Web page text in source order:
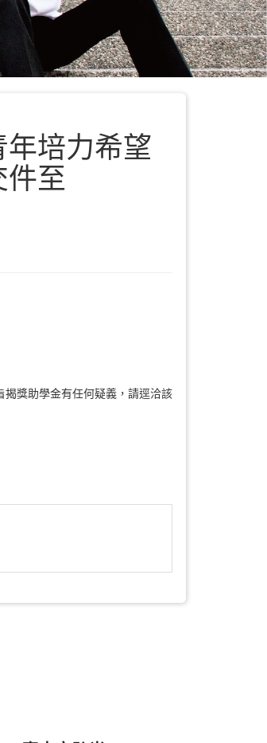
年培力希望
至
獎助學金有任何疑義，請逕洽該